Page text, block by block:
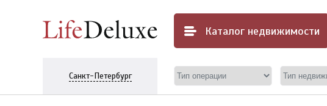
Каталог недвижимости
Санкт-Петербург